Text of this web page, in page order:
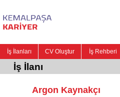
İş İlanları CV Oluştur İş Rehberi
İş İlanı
Argon Kaynakçı